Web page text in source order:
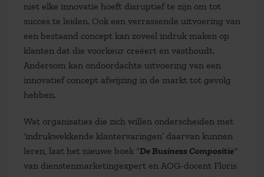
niet elke innovatie hoeft disruptief te zijn om tot
succes te leiden. Ook een verrassende uitvoering van
een bestaand concept kan zoveel indruk maken op
klanten dat die voorkeur creëert en vasthoudt.
Andersom kan ondoordachte uitvoering van een
innovatief concept afwijzing in de markt tot gevolg
hebben.
Wat organisaties die zich willen onderscheiden met
‘indrukwekkende klantervaringen’ daarvan kunnen
leren, laat het nieuwe boek “De Business Compositie“
van dienstenmarketingexpert en AOG-docent Floris